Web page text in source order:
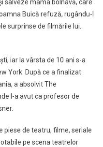
salveze mama bolnavă, care
Buică refuză, rugându-l
surprinse de filmările lui.
iar la vârsta de 10 ani s-a
York. După ce a finalizat
a absolvit The
l-a avut ca profesor de
piese de teatru, filme, seriale
pe scena teatrelor